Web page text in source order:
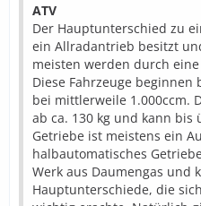
ATV
Der Hauptunterschied zu
ein Allradantrieb besitzt
meisten werden durch
Diese Fahrzeuge beginnen
bei mittlerweile 1.000ccm.
ab ca. 130 kg und kann bis
Getriebe ist meistens ein
halbautomatisches
Werk aus Daumengas und
Hauptunterschiede, die